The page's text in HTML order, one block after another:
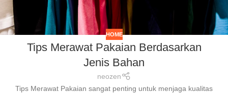
HOME
Tips Merawat Pakaian Berdasarkan
Jenis Bahan
neozen
Tips Merawat Pakaian sangat penting untuk menjaga kualitas